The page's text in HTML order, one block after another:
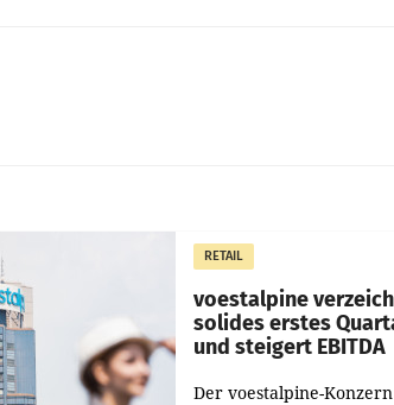
RETAIL
voestalpine
solides erstes
und steigert EBITDA
Der voestalpine-